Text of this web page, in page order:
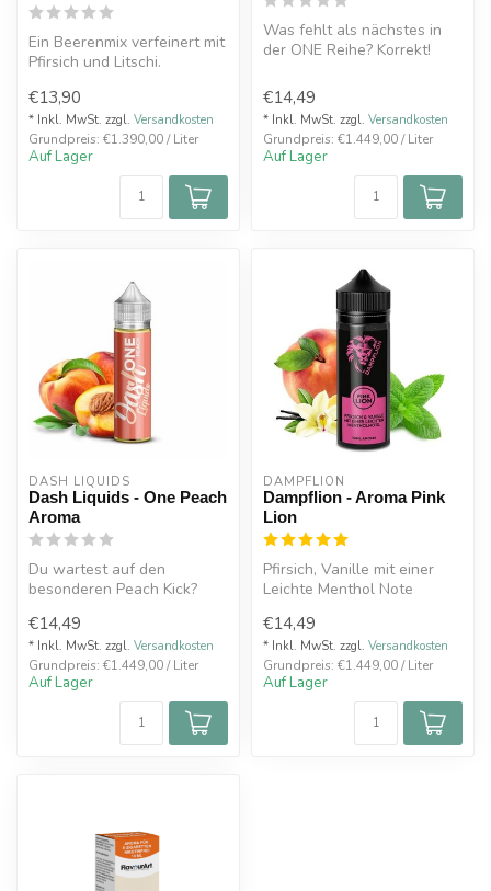
Ein Beerenmix verfeinert mit
Pfirsich und Litschi.
Hers...
€13,90
* Inkl. MwSt. zzgl. Versandkosten
Grundpreis: €1.390,00 / Liter
Auf Lager
Was fehlt als nächstes in
der ONE Reihe? Korrekt!
auf ...
€14,49
* Inkl. MwSt. zzgl. Versandkosten
Grundpreis: €1.449,00 / Liter
Auf Lager
DASH LIQUIDS
Dash Liquids - One Peach
Aroma
Du wartest auf den
besonderen Peach Kick?
wir für Dich ...
€14,49
* Inkl. MwSt. zzgl. Versandkosten
Grundpreis: €1.449,00 / Liter
Auf Lager
DAMPFLION
Dampflion - Aroma Pink
Lion
Pfirsich, Vanille mit einer
Leichte Menthol Note
Made in Germany
€14,49
* Inkl. MwSt. zzgl. Versandkosten
Grundpreis: €1.449,00 / Liter
Auf Lager